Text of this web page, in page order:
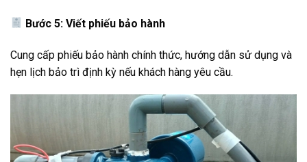
Bước 5: Viết phiếu bảo hành
Cung cấp phiếu bảo hành chính thức, hướng dẫn sử dụng và
hẹn lịch bảo trì định kỳ nếu khách hàng yêu cầu.